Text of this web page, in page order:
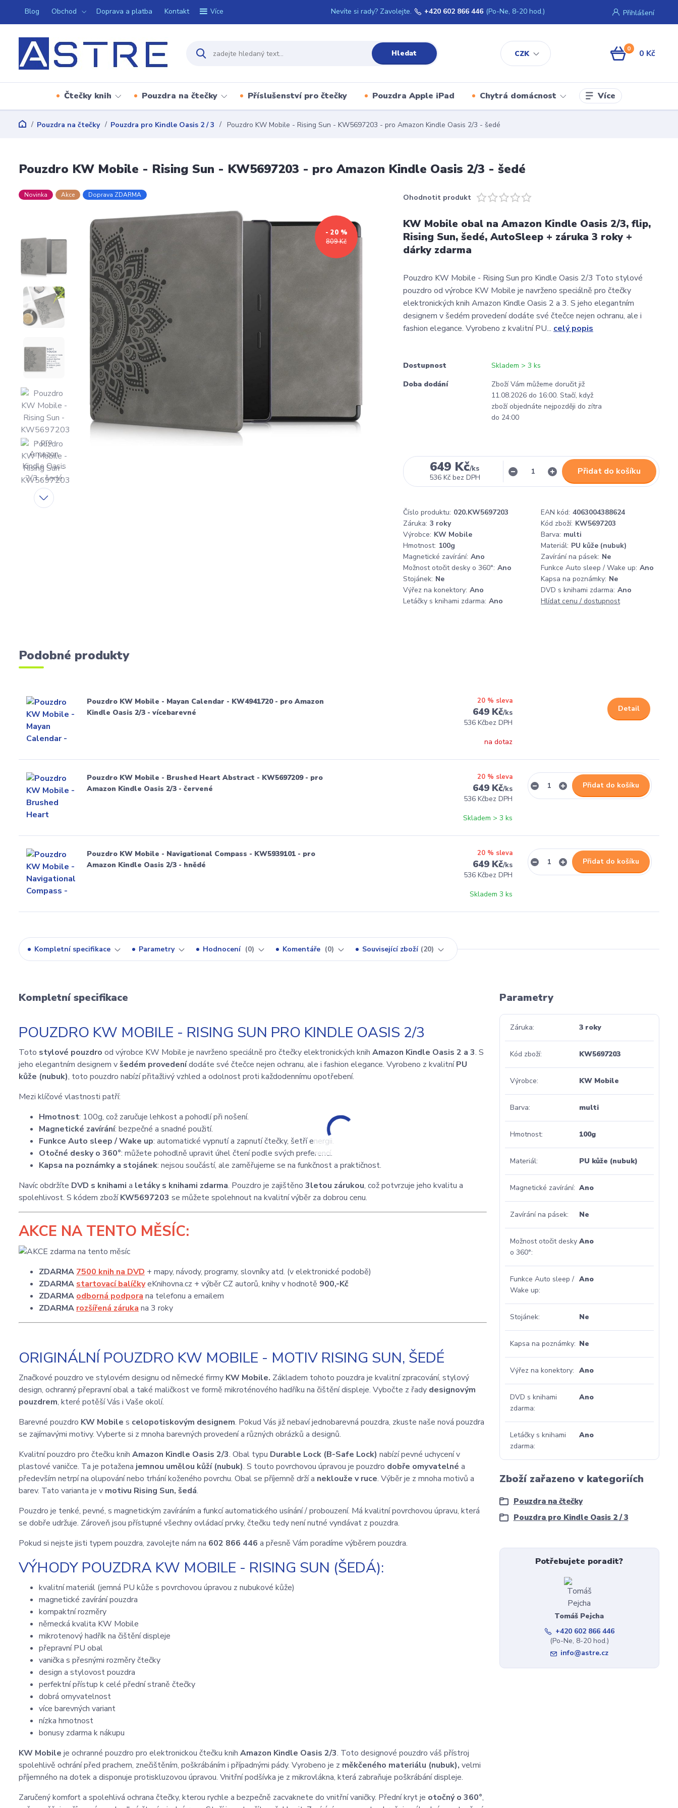
Blog Obchod Doprava a platba Kontakt Více
CZK
Přihlášení
Hledat
Nevíte si rady? Zavolejte. +420 602 866 446 (Po-Ne, 8-20 hod.)
0 0 Kč
Čtečky knih Pouzdra na čtečky Příslušenství pro čtečky Pouzdra Apple iPad Chytrá domácnost Více
Pouzdra na čtečky Pouzdra pro Kindle Oasis 2 / 3 Pouzdro KW Mobile - Rising Sun - KW5697203 - pro Amazon Kindle Oasis 2/3 - šedé
Pouzdro KW Mobile - Rising Sun - KW5697203 - pro Amazon Kindle Oasis 2/3 - šedé
Novinka Akce Doprava ZDARMA
809 Kč
- 20 %
Ohodnotit produkt
KW Mobile obal na Amazon Kindle Oasis 2/3, flip,
Rising Sun, šedé, AutoSleep + záruka 3 roky +
dárky zdarma
Pouzdro KW Mobile - Rising Sun pro Kindle Oasis 2/3 Toto stylové
pouzdro od výrobce KW Mobile je navrženo speciálně pro čtečky
elektronických knih Amazon Kindle Oasis 2 a 3. S jeho elegantním
designem v šedém provedení dodáte své čtečce nejen ochranu, ale i
fashion elegance. Vyrobeno z kvalitní PU... celý popis
Dostupnost
Skladem > 3 ks
Doba dodání
Zboží Vám můžeme doručit již
11.08.2026 do 16:00. Stačí, když
zboží objednáte nejpozději do zítra
do 24:00
649 Kč/ks
536 Kč bez DPH
Přidat do košíku
Číslo produktu: 020.KW5697203 EAN kód: 4063004388624
Záruka: 3 roky Kód zboží: KW5697203
Výrobce: KW Mobile Barva: multi
Hmotnost: 100g Materiál: PU kůže (nubuk)
Magnetické zavírání: Ano Zavírání na pásek: Ne
Možnost otočit desky o 360°: Ano Funkce Auto sleep / Wake up: Ano
Stojánek: Ne Kapsa na poznámky: Ne
Výřez na konektory: Ano DVD s knihami zdarma: Ano
Letáčky s knihami zdarma: Ano Hlídat cenu / dostupnost
Podobné produkty
Pouzdro KW Mobile - Mayan Calendar - KW4941720 - pro Amazon
Kindle Oasis 2/3 - vícebarevné
20 % sleva
649 Kč/ks
536 Kčbez DPH
na dotaz
Detail
Pouzdro KW Mobile - Brushed Heart Abstract - KW5697209 - pro
Amazon Kindle Oasis 2/3 - červené
20 % sleva
649 Kč/ks
536 Kčbez DPH
Skladem > 3 ks
Přidat do košíku
Pouzdro KW Mobile - Navigational Compass - KW5939101 - pro
Amazon Kindle Oasis 2/3 - hnědé
20 % sleva
649 Kč/ks
536 Kčbez DPH
Skladem 3 ks
Přidat do košíku
Kompletní specifikace Parametry Hodnocení 0 Komentáře 0 Související zboží 20
Kompletní specifikace
POUZDRO KW MOBILE - RISING SUN PRO KINDLE OASIS 2/3
Toto stylové pouzdro od výrobce KW Mobile je navrženo speciálně pro čtečky elektronických knih Amazon Kindle Oasis 2 a 3. S
jeho elegantním designem všedém provedenídodáte své čtečce nejen ochranu, ale i fashion elegance. Vyrobeno z kvalitníPU
kůže (nubuk), toto pouzdro nabízí přitažlivý vzhled a odolnost proti každodennímu opotřebení.
Mezi klíčové vlastnosti patří:
Hmotnost: 100g, což zaručuje lehkost a pohodlí při nošení.
Magnetické zavírání: bezpečné a snadné použití.
Funkce Auto sleep / Wake up: automatické vypnutí a zapnutí čtečky, šetří energii.
Otočné desky o 360°: můžete pohodlně upravit úhel čtení podle svých preferencí.
Kapsa na poznámky a stojánek: nejsou součástí, ale zaměřujeme se na funkčnost a praktičnost.
Navíc obdržíte DVD s knihami a letáky s knihami zdarma. Pouzdro je zajištěno 3letou zárukou, což potvrzuje jeho kvalitu a
spolehlivost. S kódem zbožíKW5697203 se můžete spolehnout na kvalitní výběr za dobrou cenu.
AKCE NA TENTO MĚSÍC:
ZDARMA 7500 knih na DVD + mapy, návody, programy, slovníky atd. (v elektronické podobě)
ZDARMA startovací balíčkyeKnihovna.cz + výběr CZ autorů, knihy v hodnotě 900,-Kč
ZDARMA odborná podpora na telefonu a emailem
ZDARMA rozšířená záruka na 3 roky
ORIGINÁLNÍ POUZDRO KW MOBILE - MOTIV RISING SUN, ŠEDÉ
Značkové pouzdro ve stylovém designu od německé firmy KW Mobile. Základem tohoto pouzdra je kvalitní zpracování, stylový
design, ochranný přepravní obal a také maličkost ve formě mikroténového hadříku na čištění displeje. Vybočte z řady designovým
pouzdrem, které potěší Vás i Vaše okolí.
Barevné pouzdro KW Mobile s celopotiskovým designem. Pokud Vás již nebaví jednobarevná pouzdra, zkuste naše nová pouzdra
se zajímavými motivy. Vyberte si z mnoha barevných provedení a různých obrázků a designů.
Kvalitní pouzdro pro čtečku knih Amazon Kindle Oasis 2/3. Obal typu Durable Lock (B-Safe Lock) nabízí pevné uchycení v
plastové vaničce. Ta je potažena jemnou umělou kůží (nubuk). S touto povrchovou úpravou je pouzdro dobře omyvatelné a
především netrpí na olupování nebo trhání koženého povrchu. Obal se příjemně drží a neklouže v ruce. Výběr je z mnoha motivů a
barev. Tato varianta je v motivu Rising Sun, šedá.
Pouzdro je tenké, pevné, s magnetickým zavíráním a funkcí automatického usínání / probouzení. Má kvalitní povrchovou úpravu, která
se dobře udržuje. Zároveň jsou přístupné všechny ovládací prvky, čtečku tedy není nutné vyndávat z pouzdra.
Pokud si nejste jisti typem pouzdra, zavolejte nám na 602 866 446 a přesně Vám poradíme výběrem pouzdra.
VÝHODY POUZDRA KW MOBILE - RISING SUN (ŠEDÁ):
kvalitní materiál (jemná PU kůže s povrchovou úpravou z nubukové kůže)
magnetické zavírání pouzdra
kompaktní rozměry
německá kvalita KW Mobile
mikrotenový hadřík na čištění displeje
přepravní PU obal
vanička s přesnými rozměry čtečky
design a stylovost pouzdra
perfektní přístup k celé přední straně čtečky
dobrá omyvatelnost
více barevných variant
nízka hmotnost
bonusy zdarma k nákupu
KW Mobile je ochranné pouzdro pro elektronickou čtečku knih Amazon Kindle Oasis 2/3. Toto designové pouzdro váš přístroj
spolehlivě ochrání před prachem, znečištěním, poškrábáním i případnými pády. Vyrobeno je z měkčeného materiálu (nubuk), velmi
příjemného na dotek a disponuje protiskluzovou úpravou. Vnitřní podšívka je z mikrovlákna, která zabraňuje poškrábání displeje.
Zaručený komfort a spolehlivá ochrana čtečky, kterou rychle a bezpečně zacvaknete do vnitřní vaničky. Přední kryt je otočný o 360°,
Parametry
Záruka 3 roky
Kód zboží KW5697203
Výrobce KW Mobile
Barva multi
Hmotnost 100g
Materiál PU kůže (nubuk)
Magnetické zavírání Ano
Zavírání na pásek Ne
Možnost otočit desky
o 360°
Ano
Funkce Auto sleep /
Wake up
Ano
Stojánek Ne
Kapsa na poznámky Ne
Výřez na konektory Ano
DVD s knihami
zdarma
Ano
Letáčky s knihami
zdarma
Ano
Zboží zařazeno v kategoriích
Pouzdra na čtečky
Pouzdra pro Kindle Oasis 2 / 3
Potřebujete poradit?
Tomáš Pejcha
+420 602 866 446
(Po-Ne, 8-20 hod.)
info@astre.cz